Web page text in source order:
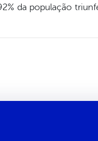
da população